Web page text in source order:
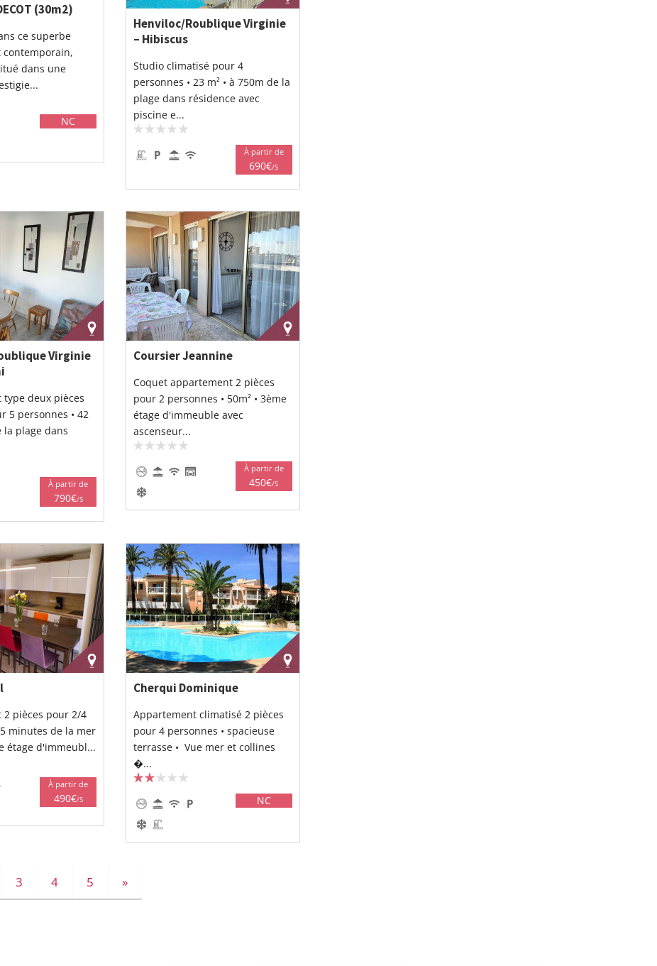
(30m2)
ce superbe
dans une
NC
Henviloc/Roublique Virginie
– Hibiscus
Studio climatisé pour 4
personnes • 23 m² • à 750m de la
plage dans résidence avec
piscine e...
À partir de
690€/S
Virginie
deux pièces
5 personnes • 42
la plage dans
À partir de
790€/S
Coursier Jeannine
Coquet appartement 2 pièces
pour 2 personnes • 50m² • 3ème
étage d'immeuble avec
ascenseur...
À partir de
450€/S
pièces pour 2/4
minutes de la mer
étage d'immeubl...
À partir de
490€/S
Cherqui Dominique
Appartement climatisé 2 pièces
pour 4 personnes • spacieuse
terrasse • Vue mer et collines
�...
NC
3 4 5 »